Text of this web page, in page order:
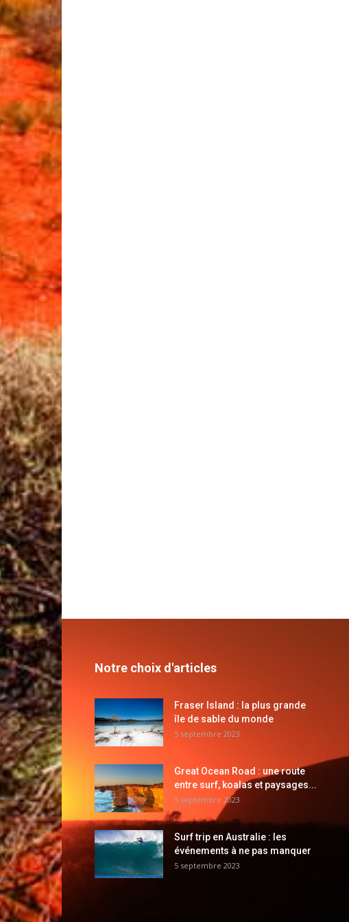
Notre choix d'articles
Fraser Island : la plus grande
île de sable du monde
5 septembre 2023
Great Ocean Road : une route
entre surf, koalas et paysages...
5 septembre 2023
Surf trip en Australie : les
événements à ne pas manquer
5 septembre 2023